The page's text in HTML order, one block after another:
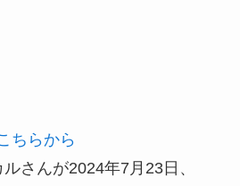
ちらから
さんが2024年7月23日、